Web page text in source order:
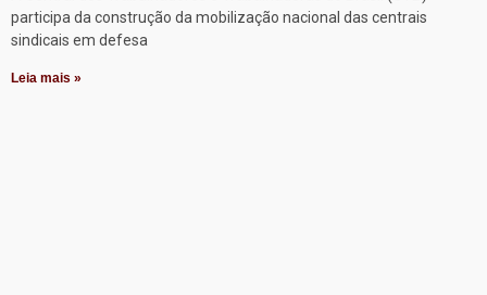
participa da construção da mobilização nacional das centrais
sindicais em defesa
Leia mais »